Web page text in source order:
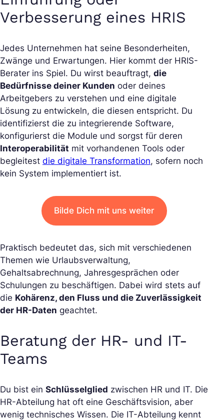
Verbesserung eines HRIS
Jedes Unternehmen hat seine Besonderheiten,
Zwänge und Erwartungen. Hier kommt der HRIS-
Berater ins Spiel. Du wirst beauftragt, die
Bedürfnisse deiner Kunden oder deines
Arbeitgebers zu verstehen und eine digitale
Lösung zu entwickeln, die diesen entspricht. Du
identifizierst die zu integrierende Software,
konfigurierst die Module und sorgst für deren
Interoperabilität mit vorhandenen Tools oder
begleitest die digitale Transformation, sofern noch
kein System implementiert ist.
Bilde Dich mit uns weiter
Praktisch bedeutet das, sich mit verschiedenen
Themen wie Urlaubsverwaltung,
Gehaltsabrechnung, Jahresgesprächen oder
Schulungen zu beschäftigen. Dabei wird stets auf
die Kohärenz, den Fluss und die Zuverlässigkeit
der HR-Daten geachtet.
Beratung der HR- und IT-
Teams
Du bist ein Schlüsselglied zwischen HR und IT. Die
HR-Abteilung hat oft eine Geschäftsvision, aber
wenig technisches Wissen. Die IT-Abteilung kennt